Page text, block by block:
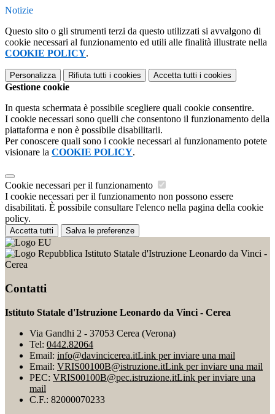
Notizie
Questo sito o gli strumenti terzi da questo utilizzati si avvalgono di
cookie necessari al funzionamento ed utili alle finalità illustrate nella
COOKIE POLICY.
Personalizza Rifiuta tutti i cookies Accetta tutti i cookies
Gestione cookie
In questa schermata è possibile scegliere quali cookie consentire.
I cookie necessari sono quelli che consentono il funzionamento della
piattaforma e non è possibile disabilitarli.
Per conoscere quali sono i cookie necessari al funzionamento potete
visionare la COOKIE POLICY.
Cookie necessari per il funzionamento
I cookie necessari per il funzionamento non possono essere
disabilitati. È possibile consultare l'elenco nella pagina della cookie
policy.
Accetta tutti Salva le preferenze
Istituto Statale d'Istruzione Leonardo da Vinci -
Cerea
Contatti
Istituto Statale d'Istruzione Leonardo da Vinci - Cerea
Via Gandhi 2 - 37053 Cerea (Verona)
Tel: 0442.82064
Email: info@davincicerea.itLink per inviare una mail
Email: VRIS00100B@istruzione.itLink per inviare una mail
PEC: VRIS00100B@pec.istruzione.itLink per inviare una
mail
C.F.: 82000070233